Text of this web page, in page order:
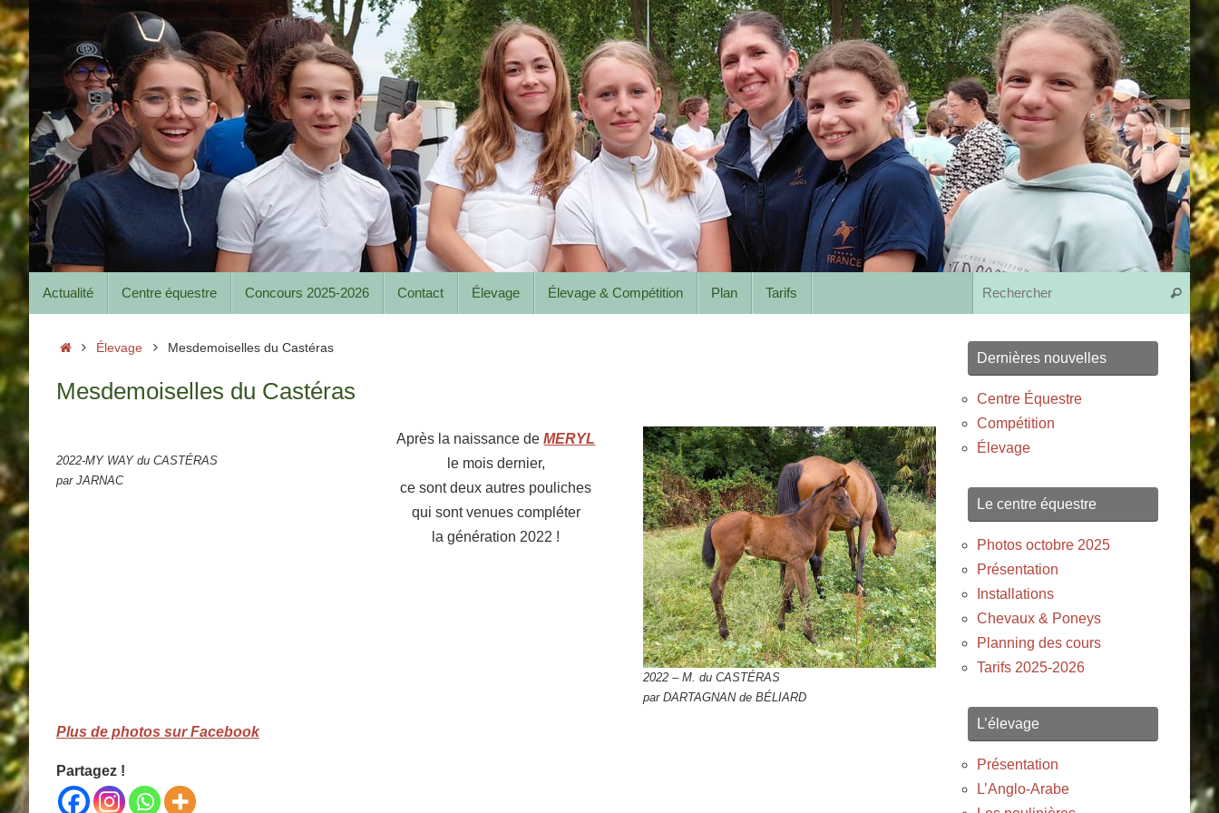
Passer
au
contenu
au
contenu
Actualité Centre équestre Concours 2025-2026 Contact Élevage Élevage & Compétition Plan Tarifs
AccueilÉlevage Mesdemoiselles du Castéras
Mesdemoiselles du Castéras
2022-MY WAY du CASTÉRAS
par JARNAC
Après la naissance deMERYL
le mois dernier,
ce sont deux autres pouliches
qui sont venues compléter
la génération 2022 !
2022 – M. du CASTÉRAS
par DARTAGNAN de BÉLIARD
Plus de photos sur Facebook
Partagez !
Dernières nouvelles
Centre Équestre
Compétition
Élevage
Le centre équestre
Photos octobre 2025
Présentation
Installations
Chevaux & Poneys
Planning des cours
Tarifs 2025-2026
L’élevage
Présentation
L’Anglo-Arabe